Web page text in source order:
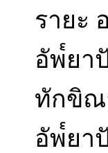
รายะ
อัพ๎ยา
ทักขิณ
อัพ๎ยา